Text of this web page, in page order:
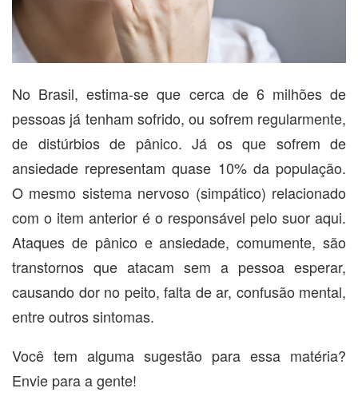
No Brasil, estima-se que cerca de 6 milhões de
pessoas já tenham sofrido, ou sofrem regularmente,
de distúrbios de pânico. Já os que sofrem de
ansiedade representam quase 10% da população.
O mesmo sistema nervoso (simpático) relacionado
com o item anterior é o responsável pelo suor aqui.
Ataques de pânico e ansiedade, comumente, são
transtornos que atacam sem a pessoa esperar,
causando dor no peito, falta de ar, confusão mental,
entre outros sintomas.
Você tem alguma sugestão para essa matéria?
Envie para a gente!